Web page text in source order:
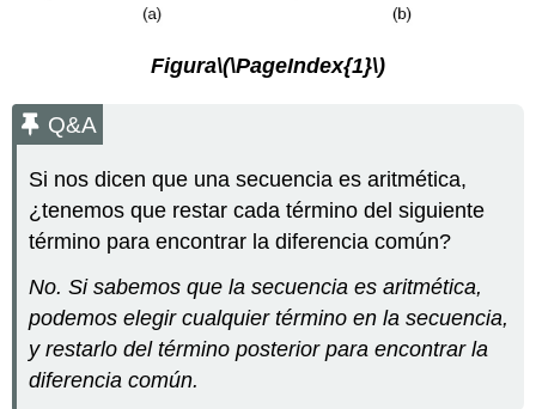
Figura\(\PageIndex{1}\)
Q&A
Si nos dicen que una secuencia es aritmética,
¿tenemos que restar cada término del siguiente
término para encontrar la diferencia común?
No. Si sabemos que la secuencia es aritmética,
podemos elegir cualquier término en la secuencia,
y restarlo del término posterior para encontrar la
diferencia común.